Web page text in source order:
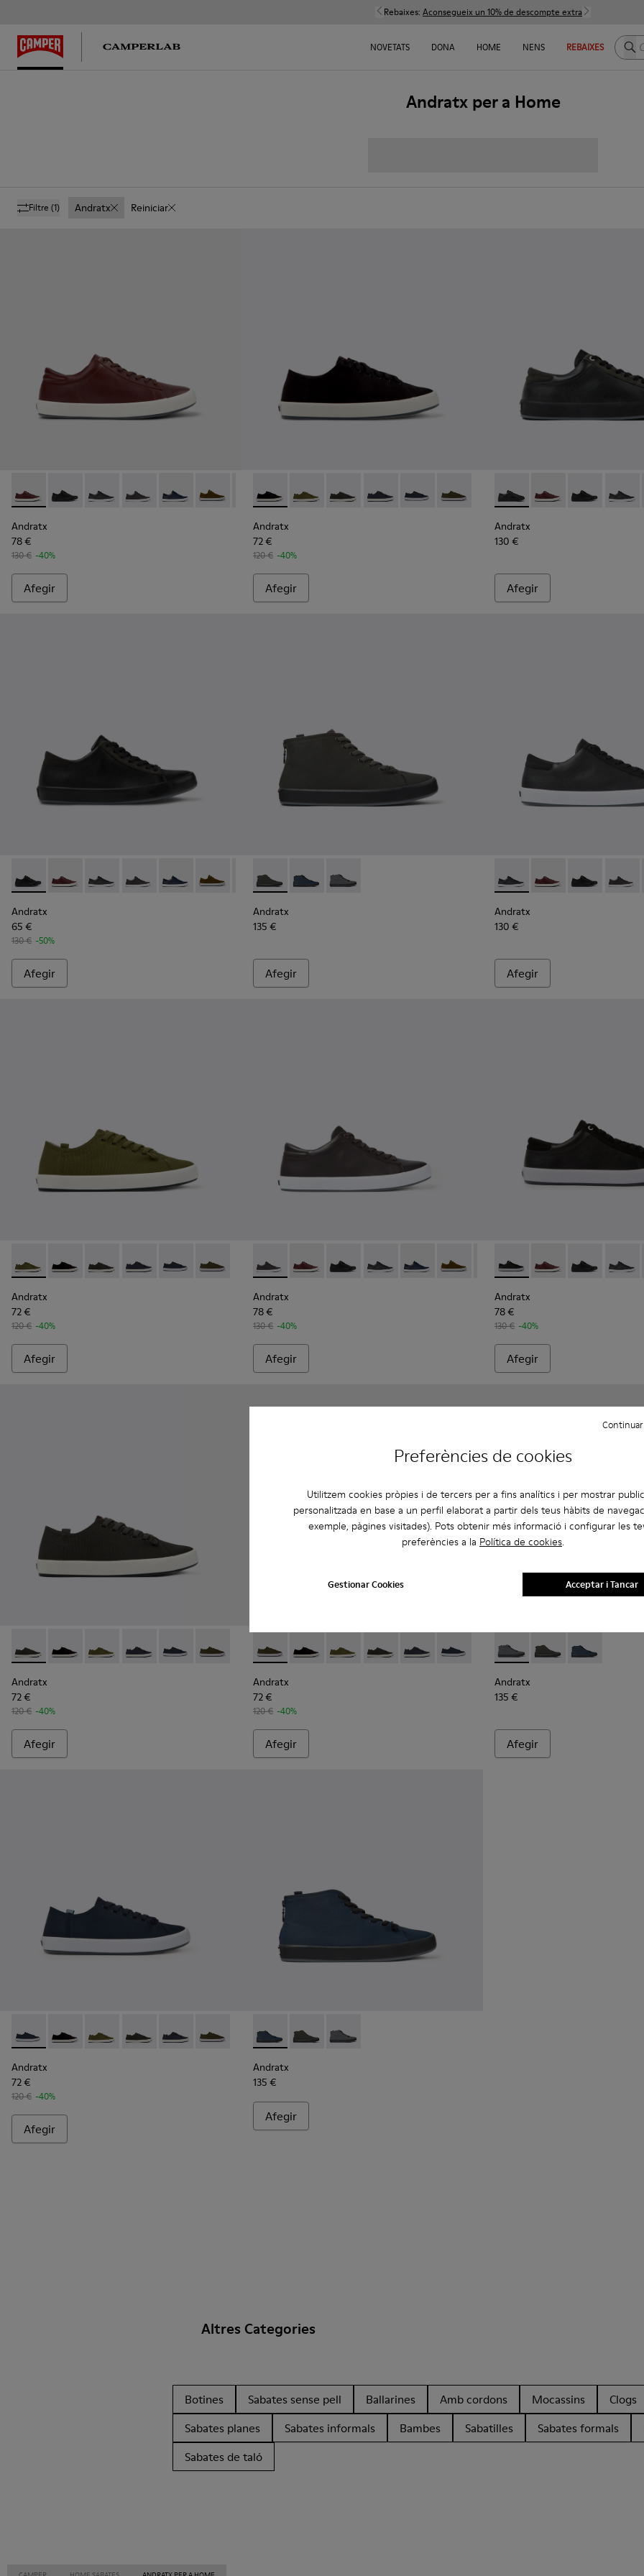
Preferències de cookies
Utilitzem cookies pròpies i de tercers per a fins analítics i per mostrar
personalitzada en base a un perfil elaborat a partir dels teus hàbits de
exemple, pàgines visitades). Pots obtenir més informació i configurar les
preferències a la Política de cookies.
Gestionar Cookies Acceptar i Tancar
Rebaixes: Aconsegueix un 10% de descompte extra
NOVETATS DONA HOME NENS REBAIXES
Andratx per a Home
Filtre (1) Andratx Reiniciar
Andratx - K100231-029 - Sabatilles de pell marró Per a home.
Andratx - K100231-027 - Sabatilles negres de pell i nubuc Per a home.
Andratx - K100231-025 - Sabatilles de pell i de nubuc negres per a home.
Andratx - K100231-024 - Sneaker d’home de pell de color marró
Andratx - K100231-023 - Sabatilles de pell i nubuc blaves per a home.
Andratx - K100231-021 - Green
Andratx - K100231-020 - Black
Andratx - K100231-019 - Sabatilles negres de pell i nubuc per a home.
Andratx
78 €
130 € -40%
Afegir
Andratx - K100158-021 - Sabatilles esportives de teixit negre Per a home.
Andratx - K100158-020 - Sneaker de teixit de color verd per a home
Andratx - K100158-019 - Sneaker de teixit de color gris per a
Andratx - K100158-018 - Sabatilles esportives de
Andratx - K100158-011 - Blue
Andratx - K100158-010 - Green
Andratx
72 €
120 € -40%
Afegir
Andratx - K100231-019 -
Andratx - K100231-
Andratx -
Andratx
130 €
Afegir
Andratx - K100231-027 - Sabatilles negres de pell i nubuc Per a home.
Andratx - K100231-029 - Sabatilles de pell marró Per a home.
Andratx - K100231-025 - Sabatilles de pell i de nubuc negres per a home.
Andratx - K100231-024 - Sneaker d’home de pell de color marró
Andratx - K100231-023 - Sabatilles de pell i nubuc blaves per a home.
Andratx - K100231-021 - Green
Andratx - K100231-020 - Black
Andratx - K100231-019 - Sabatilles negres de pell i nubuc per a home.
Andratx
65 €
130 € -50%
Afegir
Andratx - K300143-010 - Sabatilles tèxtils grises per a home.
Andratx - K300143-008 - Sneaker d’home de teixit de color blau marí
Andratx - K300143-007 - Sneaker d’home de teixit de color
Andratx
135 €
Afegir
Andratx - K100231-025 -
Andratx - K100231-
Andratx -
Andratx
130 €
Afegir
Andratx - K100158-020 - Sneaker de teixit de color verd per a home
Andratx - K100158-021 - Sabatilles esportives de teixit negre Per a home.
Andratx - K100158-019 - Sneaker de teixit de color gris per a home
Andratx - K100158-018 - Sabatilles esportives de teixit blaves Per a home.
Andratx - K100158-011 - Blue
Andratx - K100158-010 - Green
Andratx
72 €
120 € -40%
Afegir
Andratx - K100231-024 - Sneaker d’home de pell de color marró
Andratx - K100231-029 - Sabatilles de pell marró Per a home.
Andratx - K100231-027 - Sabatilles negres de pell i nubuc Per a
Andratx - K100231-025 - Sabatilles de pell i de nubuc
Andratx - K100231-023 - Sabatilles de pell i
Andratx - K100231-021 - Green
Andratx - K100231-020 - Black
Andratx - K100231-019 -
Andratx
78 €
130 € -40%
Afegir
Andratx - K100231-020 -
Andratx - K100231-
Andratx -
Andratx
78 €
130 € -40%
Afegir
Andratx - K100158-019 - Sneaker de teixit de color gris per a home
Andratx - K100158-021 - Sabatilles esportives de teixit negre Per a home.
Andratx - K100158-020 - Sneaker de teixit de color verd per a home
Andratx - K100158-018 - Sabatilles esportives de teixit blaves Per a home.
Andratx - K100158-011 - Blue
Andratx - K100158-010 - Green
Andratx
72 €
120 € -40%
Afegir
Andratx - K100158-010 - Green
Andratx - K100158-021 - Sabatilles esportives de teixit negre Per a
Andratx - K100158-020 - Sneaker de teixit de color verd per a
Andratx - K100158-019 - Sneaker de teixit de color gris
Andratx - K100158-018 - Sabatilles esportives
Andratx - K100158-011 - Blue
Andratx
72 €
120 € -40%
Afegir
Andratx - K300143-007 -
Andratx - K300143-
Andratx -
Andratx
135 €
Afegir
Andratx - K100158-011 - Blue
Andratx - K100158-021 - Sabatilles esportives de teixit negre Per a home.
Andratx - K100158-020 - Sneaker de teixit de color verd per a home
Andratx - K100158-019 - Sneaker de teixit de color gris per a home
Andratx - K100158-018 - Sabatilles esportives de teixit blaves Per a home.
Andratx - K100158-010 - Green
Andratx
72 €
120 € -40%
Afegir
Andratx - K300143-008 - Sneaker d’home de teixit de color blau marí
Andratx - K300143-010 - Sabatilles tèxtils grises per a home.
Andratx - K300143-007 - Sneaker d’home de teixit de color gris
Andratx
135 €
Afegir
Altres Categories
Botines Sabates sense pell Ballarines Amb cordons Mocassins Clogs
Sabates planes
Sabates informals Bambes Sabatilles Sabates formals
Sabates de taló